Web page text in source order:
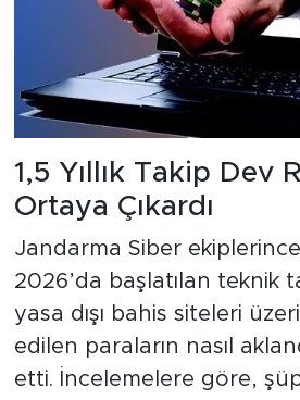
1,5 Yıllık Takip Dev
Ortaya Çıkardı
Jandarma Siber ekiplerince
2026’da başlatılan teknik
yasa dışı bahis siteleri
edilen paraların nasıl
etti. İncelemelere göre,